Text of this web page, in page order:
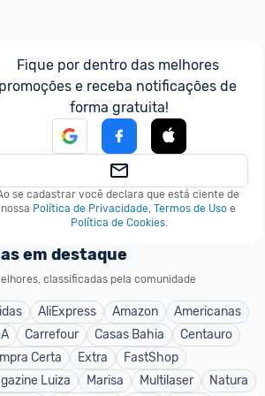
Fique por dentro das melhores
promoções e receba notificações de
forma gratuita!
se cadastrar você declara que está ciente de
nossa Política de Privacidade, Termos de Uso e
Política de Cookies.
em destaque
classificadas pela comunidade
AliExpress Amazon
Americanas
Carrefour Casas Bahia
Centauro
Certa
Extra
FastShop
Luiza
Marisa Multilaser
Natura